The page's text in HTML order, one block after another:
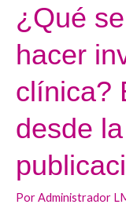
¿Qué
hacer
clínica?
desde
PorAdministrador
¿Qué
se
necesita
hacer
investigación
clínica?
El
largo
viaje